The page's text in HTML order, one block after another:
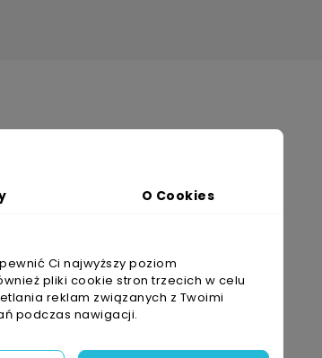
O Cookies
Ci najwyższy poziom
pliki cookie stron trzecich w celu
reklam związanych z Twoimi
podczas nawigacji.